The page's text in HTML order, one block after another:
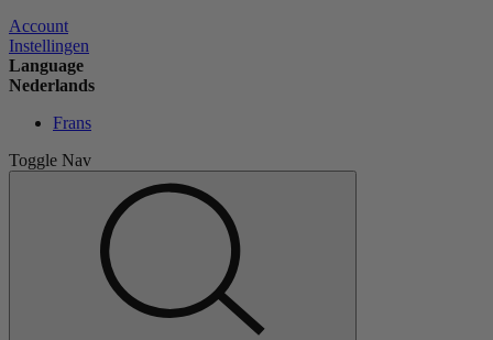
Account
Instellingen
Language
Nederlands
Frans
Toggle Nav